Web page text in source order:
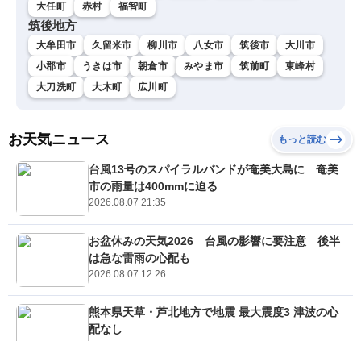
大任町
赤村 福智町
筑後地方
大牟田市 久留米市 柳川市 八女市 筑後市
大川市
小郡市
うきは市 朝倉市 みやま市 筑前町
東峰村
大刀洗町
大木町 広川町
お天気ニュース もっと読む
台風13号のスパイラルバンドが奄美大島に 奄美
市の雨量は400mmに迫る
2026.08.07 21:35
お盆休みの天気2026 台風の影響に要注意 後半
は急な雷雨の心配も
2026.08.07 12:26
熊本県天草・芦北地方で地震 最大震度3 津波の心
配なし